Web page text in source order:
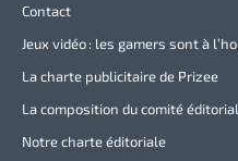
Contact
Jeux vidéo : les gamers sont à
La charte publicitaire de Prizee
La composition du comité
Notre charte éditoriale